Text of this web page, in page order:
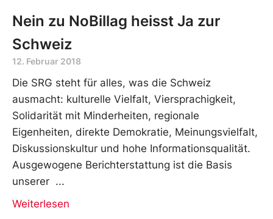
Nein zu NoBillag heisst Ja zur
Schweiz
12. Februar 2018
Die SRG steht für alles, was die Schweiz
ausmacht: kulturelle Vielfalt, Viersprachigkeit,
Solidarität mit Minderheiten, regionale
Eigenheiten, direkte Demokratie, Meinungsvielfalt,
Diskussionskultur und hohe Informationsqualität.
Ausgewogene Berichterstattung ist die Basis
unserer
Weiterlesen